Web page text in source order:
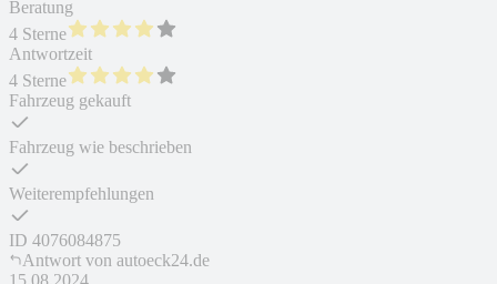
Beratung
4 Sterne
Antwortzeit
4 Sterne
Fahrzeug gekauft
Fahrzeug wie beschrieben
Weiterempfehlungen
ID 4076084875
Antwort von autoeck24.de